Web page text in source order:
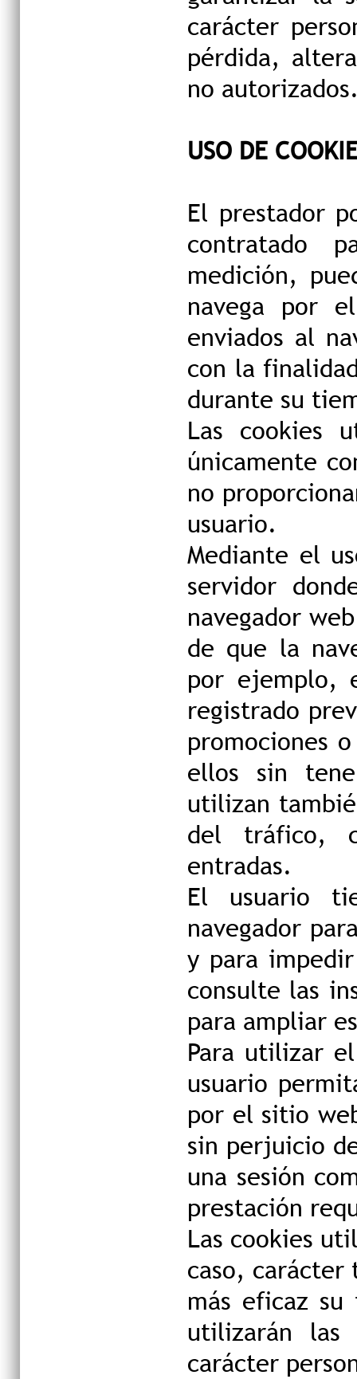
carácter
pérdida,
no
USO DE
El prestador
contratado
medición,
navega por
enviados al
con la
durante su
Las cookies
únicamente
no
usuario.
Mediante el
servidor
navegador
de que la
por ejemplo,
registrado
promociones
ellos sin
utilizan
del tráfico,
entradas.
El usuario
navegador
y para
consulte las
para ampliar
Para utilizar
usuario
por el sitio
sin perjuicio
una sesión
prestación
Las cookies
caso, carácter
más eficaz su
utilizarán las
carácter